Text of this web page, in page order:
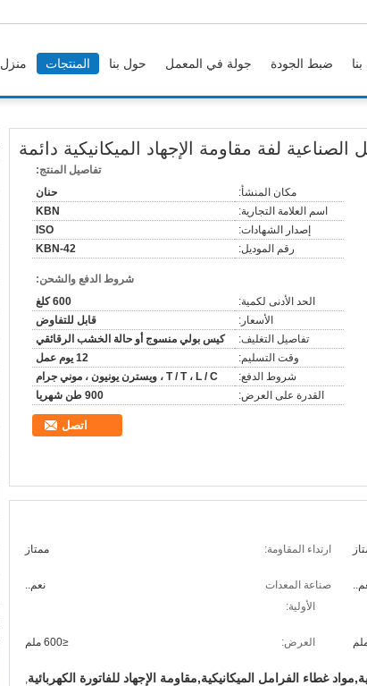
منزل المنتجات حول بنا جولة في المعمل ضبط الجودة
الصناعية لفة مقاومة الإجهاد الميكانيكية دائمة
تفاصيل المنتج:
مكان المنشأ:
حنان
اسم العلامة التجارية:
KBN
إصدار الشهادات:
ISO
رقم الموديل:
KBN-42
شروط الدفع والشحن:
الحد الأدنى لكمية:
600 كلغ
الأسعار:
قابل للتفاوض
تفاصيل التغليف:
كيس بولي منسوج أو حالة الخشب الرقائقي
وقت التسليم:
12 يوم عمل
شروط الدفع:
T / T ، L / C ، ويسترن يونيون ، موني جرام
القدرة على العرض:
900 طن شهريا
اتصل
ارتداء المقاومة: ممتاز
صناعة المعدات
الأولية:
نعم..
العرض: ≤600 ملم
غطاء الفرامل الميكانيكية,مقاومة الإجهاد للفاتورة الكهربائية,